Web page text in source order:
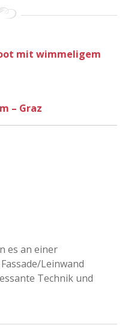
mit wimmeligem
– Graz
es an einer
Leinwand
Technik und